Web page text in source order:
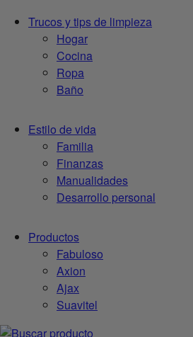
Trucos y tips de limpieza
Hogar
Cocina
Ropa
Baño
Estilo de vida
Familia
Finanzas
Manualidades
Desarrollo personal
Productos
Fabuloso
Axion
Ajax
Suavitel